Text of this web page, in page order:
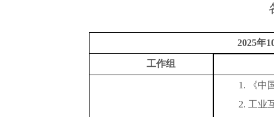
2025年
工作组
1. 《中
2. 工业